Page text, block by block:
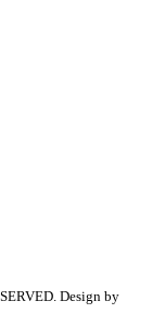
Design by